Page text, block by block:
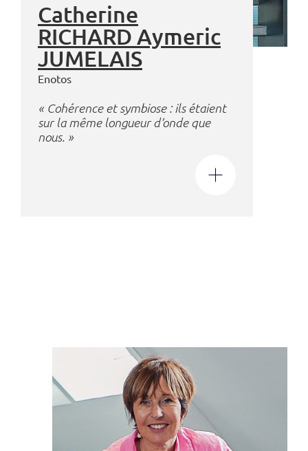
Catherine
RICHARD Aymeric
JUMELAIS
Enotos
« Cohérence et symbiose : ils étaient
sur la même longueur d’onde que
nous. »